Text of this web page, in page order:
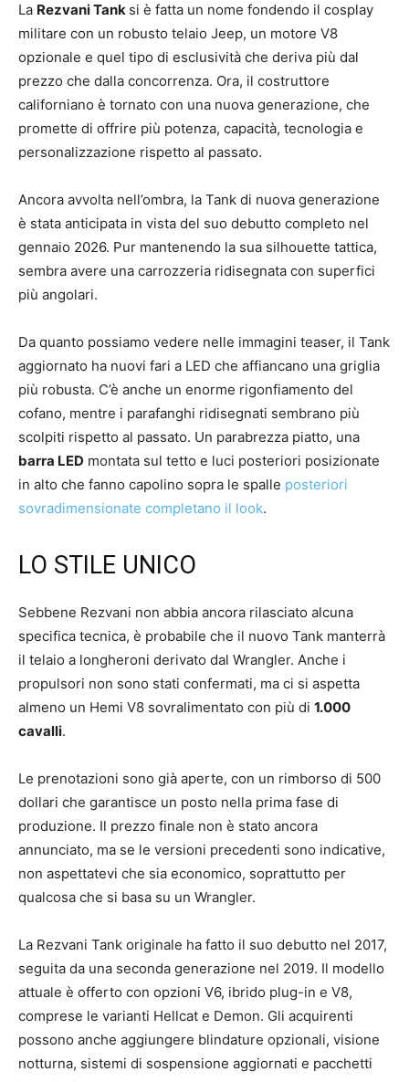
La Rezvani Tank si è fatta un nome fondendo il cosplay
militare con un robusto telaio Jeep, un motore V8
opzionale e quel tipo di esclusività che deriva più dal
prezzo che dalla concorrenza. Ora, il costruttore
californiano è tornato con una nuova generazione, che
promette di offrire più potenza, capacità, tecnologia e
personalizzazione rispetto al passato.
Ancora avvolta nell’ombra, la Tank di nuova generazione
è stata anticipata in vista del suo debutto completo nel
gennaio 2026. Pur mantenendo la sua silhouette tattica,
sembra avere una carrozzeria ridisegnata con superfici
più angolari.
Da quanto possiamo vedere nelle immagini teaser, il Tank
aggiornato ha nuovi fari a LED che affiancano una griglia
più robusta. C’è anche un enorme rigonfiamento del
cofano, mentre i parafanghi ridisegnati sembrano più
scolpiti rispetto al passato. Un parabrezza piatto, una
barra LED montata sul tetto e luci posteriori posizionate
in alto che fanno capolino sopra le spalle posteriori
sovradimensionate completano il look.
LO STILE UNICO
Sebbene Rezvani non abbia ancora rilasciato alcuna
specifica tecnica, è probabile che il nuovo Tank manterrà
il telaio a longheroni derivato dal Wrangler. Anche i
propulsori non sono stati confermati, ma ci si aspetta
almeno un Hemi V8 sovralimentato con più di 1.000
cavalli.
Le prenotazioni sono già aperte, con un rimborso di 500
dollari che garantisce un posto nella prima fase di
produzione. Il prezzo finale non è stato ancora
annunciato, ma se le versioni precedenti sono indicative,
non aspettatevi che sia economico, soprattutto per
qualcosa che si basa su un Wrangler.
La Rezvani Tank originale ha fatto il suo debutto nel 2017,
seguita da una seconda generazione nel 2019. Il modello
attuale è offerto con opzioni V6, ibrido plug-in e V8,
comprese le varianti Hellcat e Demon. Gli acquirenti
possono anche aggiungere blindature opzionali, visione
notturna, sistemi di sospensione aggiornati e pacchetti